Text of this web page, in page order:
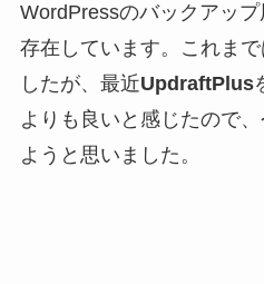
WordPressのバックアッ
存在しています。これま
したが、最近UpdraftPlus
よりも良いと感じたので
ようと思いました。